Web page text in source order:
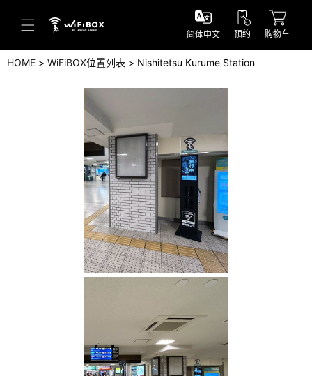
帮助／询问
帮助中心(日本语)
帮助中心(英语)
询问(日本语)
简体中文 预约 购物车
HOME WiFiBOX位置列表 Nishitetsu Kurume Station